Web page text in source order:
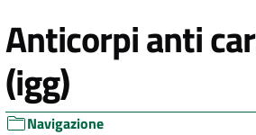
Anticorpi anti
(igg)
Navigazione